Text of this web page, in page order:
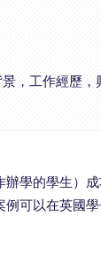
，工作經歷
學的學生）
可以在英國